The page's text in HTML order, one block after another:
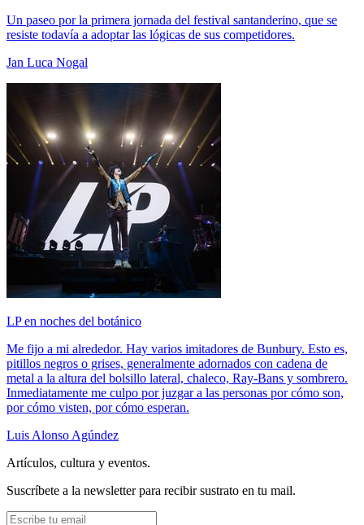
Un paseo por la primera jornada del festival santanderino, que se
resiste todavía a adoptar las lógicas de sus competidores.
Jan Luca Nogal
LP en noches del botánico
Me fijo a mi alrededor. Hay varios imitadores de Bunbury. Esto es,
pitillos negros o grises, generalmente adornados con cadena de
metal a la altura del bolsillo lateral, chaleco, Ray-Bans y sombrero.
Inmediatamente me culpo por juzgar a las personas por cómo son,
por cómo visten, por cómo esperan.
Luis Alonso Agúndez
Artículos, cultura y eventos.
Suscríbete a la newsletter para recibir sustrato en tu mail.